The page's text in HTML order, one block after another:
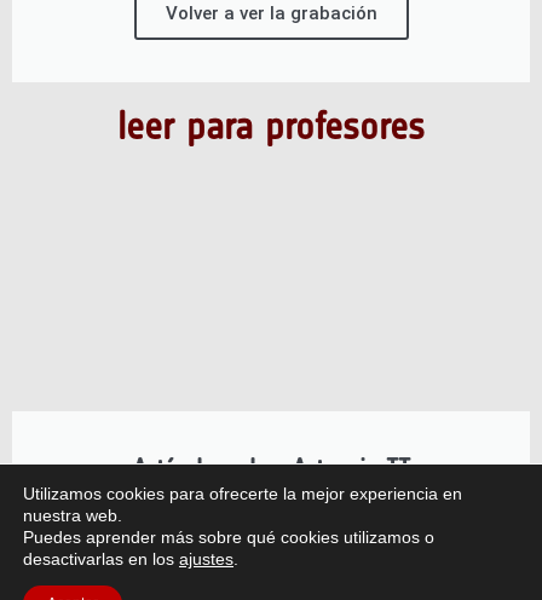
Volver a ver la grabación
leer para profesores
Artículo sobre Artemis II
La misión Artemis II de la NASA, impulsada por el
Módulo de Servicio Europeo (ESM) de la ESA,
lanzó seres humanos más lejos que nunca.
Utilizamos cookies para ofrecerte la mejor experiencia en
nuestra web.
Puedes aprender más sobre qué cookies utilizamos o
desactivarlas en los ajustes